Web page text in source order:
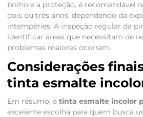
brilho e a proteção, é recomendável
dois ou três anos, dependendo da
intempéries. A inspeção regular da
identificar áreas que necessitam de
problemas maiores ocorram.
Considerações
tinta esmalte
Em resumo, a tinta esmalte incolor
excelente escolha para quem busca